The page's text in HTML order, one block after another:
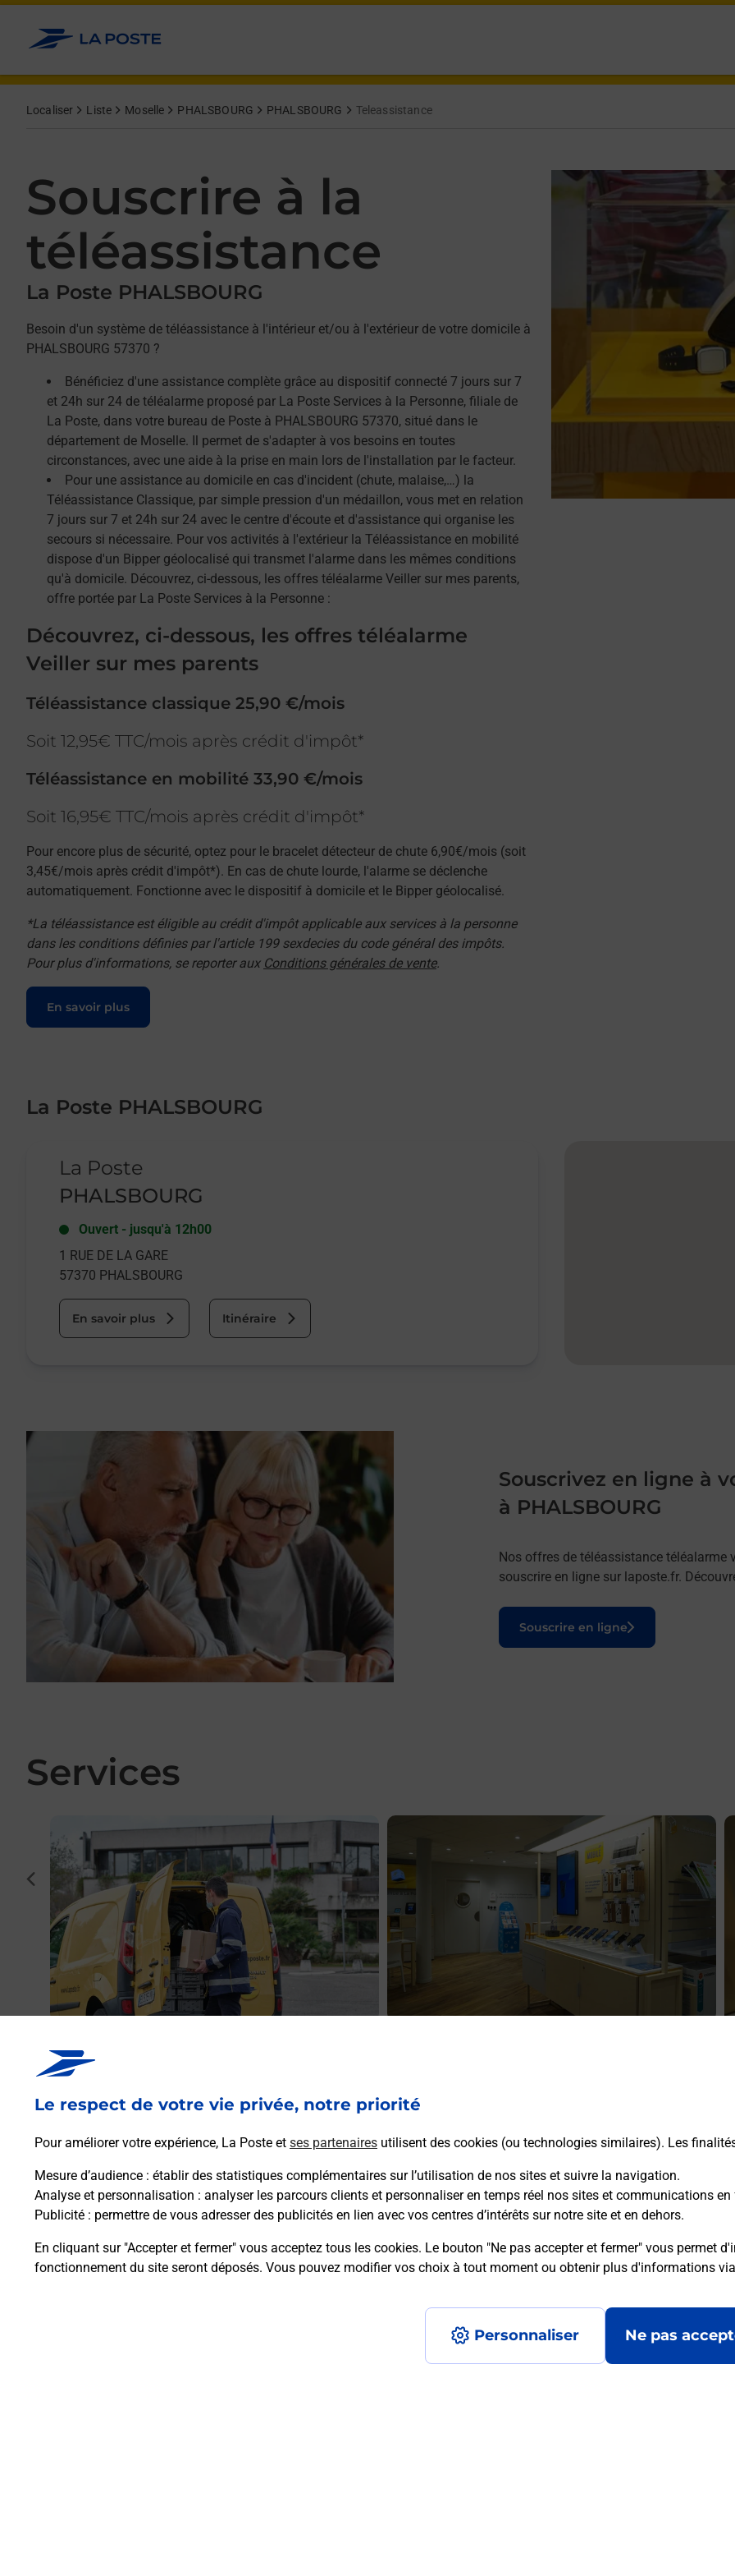
Le respect de votre vie privée, notre priorité
Pour améliorer votre expérience, La Poste et ses partenaires utilisent des cookies (ou technologies similaires). Les
Mesure d’audience : établir des statistiques complémentaires sur l’utilisation de nos sites et suivre la navigation.
Analyse et personnalisation : analyser les parcours clients et personnaliser en temps réel nos sites et communications
Publicité : permettre de vous adresser des publicités en lien avec vos centres d’intérêts sur notre site et en dehors.
En cliquant sur "Accepter et fermer" vous acceptez tous les cookies. Le bouton "Ne pas accepter et fermer" vous permet
fonctionnement du site seront déposés. Vous pouvez modifier vos choix à tout moment ou obtenir plus d'informations via
Personnaliser Ne pas
Allez au contenu
Localiser Liste Moselle PHALSBOURG PHALSBOURG Teleassistance
Souscrire à la
téléassistance
La Poste PHALSBOURG
Besoin d'un système de téléassistance à l'intérieur et/ou à l'extérieur de votre domicile à
PHALSBOURG 57370 ?
Bénéficiez d'une assistance complète grâce au dispositif connecté 7 jours sur 7
et 24h sur 24 de téléalarme proposé par La Poste Services à la Personne, filiale de
La Poste, dans votre bureau de Poste à PHALSBOURG 57370, situé dans le
département de Moselle. Il permet de s'adapter à vos besoins en toutes
circonstances, avec une aide à la prise en main lors de l'installation par le facteur.
Pour une assistance au domicile en cas d'incident (chute, malaise,…) la
Téléassistance Classique, par simple pression d'un médaillon, vous met en relation
7 jours sur 7 et 24h sur 24 avec le centre d'écoute et d'assistance qui organise les
secours si nécessaire. Pour vos activités à l'extérieur la Téléassistance en mobilité
dispose d'un Bipper géolocalisé qui transmet l'alarme dans les mêmes conditions
qu'à domicile. Découvrez, ci-dessous, les offres téléalarme Veiller sur mes parents,
offre portée par La Poste Services à la Personne :
Découvrez, ci-dessous, les offres téléalarme
Veiller sur mes parents
Téléassistance classique 25,90 €/mois
Soit 12,95€ TTC/mois après crédit d'impôt*
Téléassistance en mobilité 33,90 €/mois
Soit 16,95€ TTC/mois après crédit d'impôt*
Pour encore plus de sécurité, optez pour le bracelet détecteur de chute 6,90€/mois (soit
3,45€/mois après crédit d'impôt*). En cas de chute lourde, l'alarme se déclenche
automatiquement. Fonctionne avec le dispositif à domicile et le Bipper géolocalisé.
*La téléassistance est éligible au crédit d'impôt applicable aux services à la personne
dans les conditions définies par l'article 199 sexdecies du code général des impôts.
Pour plus d'informations, se reporter aux Conditions générales de vente.
En savoir plus
Le lien s'ouvre dans un nouvel onglet
La Poste PHALSBOURG
La Poste
PHALSBOURG
Ouvert - jusqu'à 12h00
1 RUE DE LA GARE
57370 PHALSBOURG
En savoir plus Itinéraire
Souscrivez en ligne à
à PHALSBOURG
Nos offres de téléassistance téléalarme
souscrire en ligne sur laposte.fr.
Souscrire en ligne
Le lien s'ouvre dans un nouvel onglet
Services
La
Vous souhaitez envoyer un colis depuis : PHALSBOURG
(57370) ? Découvrez toutes les solutions proposées par
La Poste.
En savoir plus
vous ? Découvrez notre offre de téléphones iPhone Apple
dans vos bureaux de Poste à PHALSBOURG (57370) !
Questions fréquemment posées
Afficher ou masquer la réponse
Afficher ou masquer la réponse
Afficher ou masquer la réponse